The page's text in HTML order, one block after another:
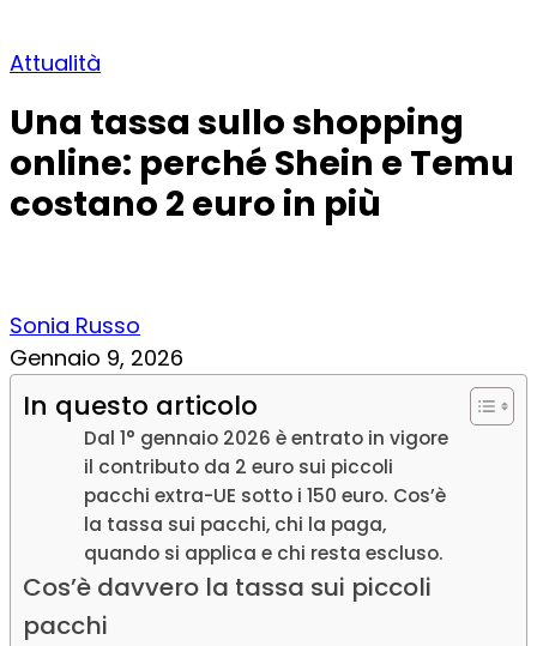
Attualità
Una tassa sullo shopping
online: perché Shein e Temu
costano 2 euro in più
Sonia Russo
Gennaio 9, 2026
In questo articolo
Dal 1° gennaio 2026 è entrato in vigore
il contributo da 2 euro sui piccoli
pacchi extra-UE sotto i 150 euro. Cos’è
la tassa sui pacchi, chi la paga,
quando si applica e chi resta escluso.
Cos’è davvero la tassa sui piccoli
pacchi